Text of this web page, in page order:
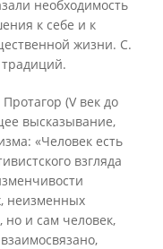
необходимость
к себе и к
жизни. С.
традиций.
(V век до
высказывание,
«Человек есть
взгляда
неизменных
но и сам человек,